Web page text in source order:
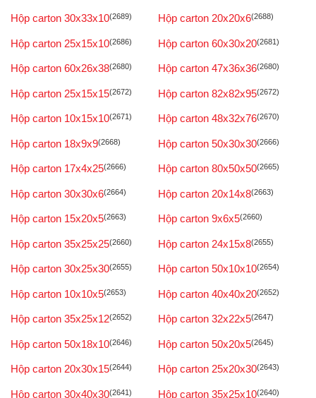
Hộp carton 30x33x10(2689) Hộp carton 20x20x6(2688)
Hộp carton 25x15x10(2686) Hộp carton 60x30x20(2681)
Hộp carton 60x26x38(2680) Hộp carton 47x36x36(2680)
Hộp carton 25x15x15(2672) Hộp carton 82x82x95(2672)
Hộp carton 10x15x10(2671) Hộp carton 48x32x76(2670)
Hộp carton 18x9x9(2668) Hộp carton 50x30x30(2666)
Hộp carton 17x4x25(2666) Hộp carton 80x50x50(2665)
Hộp carton 30x30x6(2664) Hộp carton 20x14x8(2663)
Hộp carton 15x20x5(2663) Hộp carton 9x6x5(2660)
Hộp carton 35x25x25(2660) Hộp carton 24x15x8(2655)
Hộp carton 30x25x30(2655) Hộp carton 50x10x10(2654)
Hộp carton 10x10x5(2653) Hộp carton 40x40x20(2652)
Hộp carton 35x25x12(2652) Hộp carton 32x22x5(2647)
Hộp carton 50x18x10(2646) Hộp carton 50x20x5(2645)
Hộp carton 20x30x15(2644) Hộp carton 25x20x30(2643)
Hộp carton 30x40x30(2641) Hộp carton 35x25x10(2640)